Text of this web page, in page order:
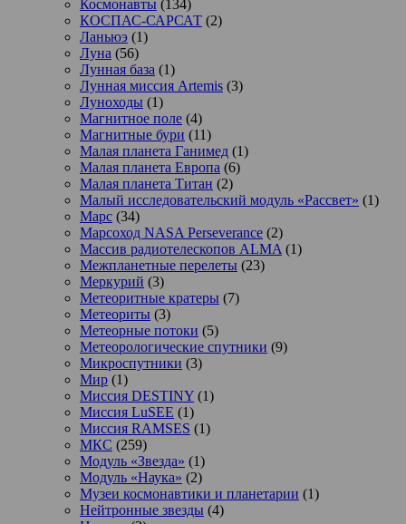
Космонавты (134)
КОСПАС-САРСАТ (2)
Ланьюэ (1)
Луна (56)
Лунная база (1)
Лунная миссия Artemis (3)
Луноходы (1)
Магнитное поле (4)
Магнитные бури (11)
Малая планета Ганимед (1)
Малая планета Европа (6)
Малая планета Титан (2)
Малый исследовательский модуль «Рассвет» (1)
Марс (34)
Марсоход NASA Perseverance (2)
Массив радиотелескопов ALMA (1)
Межпланетные перелеты (23)
Меркурий (3)
Метеоритные кратеры (7)
Метеориты (3)
Метеорные потоки (5)
Метеорологические спутники (9)
Микроспутники (3)
Мир (1)
Миссия DESTINY (1)
Миссия LuSEE (1)
Миссия RAMSES (1)
МКС (259)
Модуль «Звезда» (1)
Модуль «Наука» (2)
Музеи космонавтики и планетарии (1)
Нейтронные звезды (4)